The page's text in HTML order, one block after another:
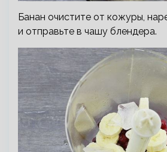
Банан очистите от кожуры,
и отправьте в чашу блендера.